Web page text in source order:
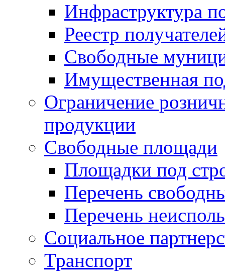
Инфраструктура
Реестр
Свободные
Имущественная
Ограничение
продукции
Свободные площади
Площадки под
Перечень
Перечень
Социальное
Транспорт